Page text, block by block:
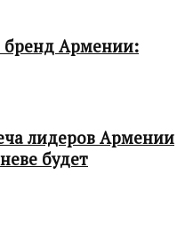
бренд Армении:
лидеров Армении
будет